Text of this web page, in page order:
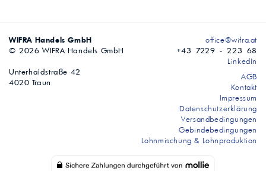
WIFRA Handels GmbH
© 2026 WIFRA Handels GmbH
Unterhaidstraße 42
4020 Traun
office@wifra.at
+43 7229 - 223 68
LinkedIn
AGB
Kontakt
Impressum
Datenschutzerklärung
Versandbedingungen
Gebindebedingungen
Lohnmischung & Lohnproduktion